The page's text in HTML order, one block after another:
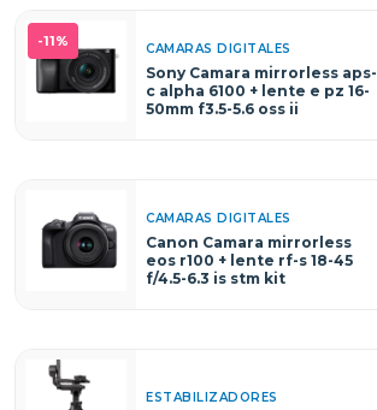
-11% CAMARAS DIGITALES
Sony Camara mirrorless aps-
c alpha 6100 + lente e pz 16-
50mm f3.5-5.6 oss ii
CAMARAS DIGITALES
Canon Camara mirrorless
eos r100 + lente rf-s 18-45
f/4.5-6.3 is stm kit
ESTABILIZADORES